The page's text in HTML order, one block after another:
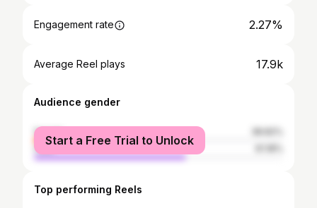
Engagement rate 2.27%
Average Reel plays 17.9k
Audience gender
female
male
Start a Free Trial to Unlock
Top performing Reels